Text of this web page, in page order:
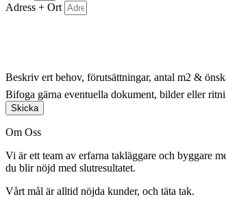
Adress + Ort
Beskriv ert behov, förutsättningar, antal m2 &
Bifoga gärna eventuella dokument, bilder eller
Skicka
Om Oss
Vi är ett team av erfarna takläggare och byggare
du blir nöjd med slutresultatet.
Vårt mål är alltid nöjda kunder, och täta tak.